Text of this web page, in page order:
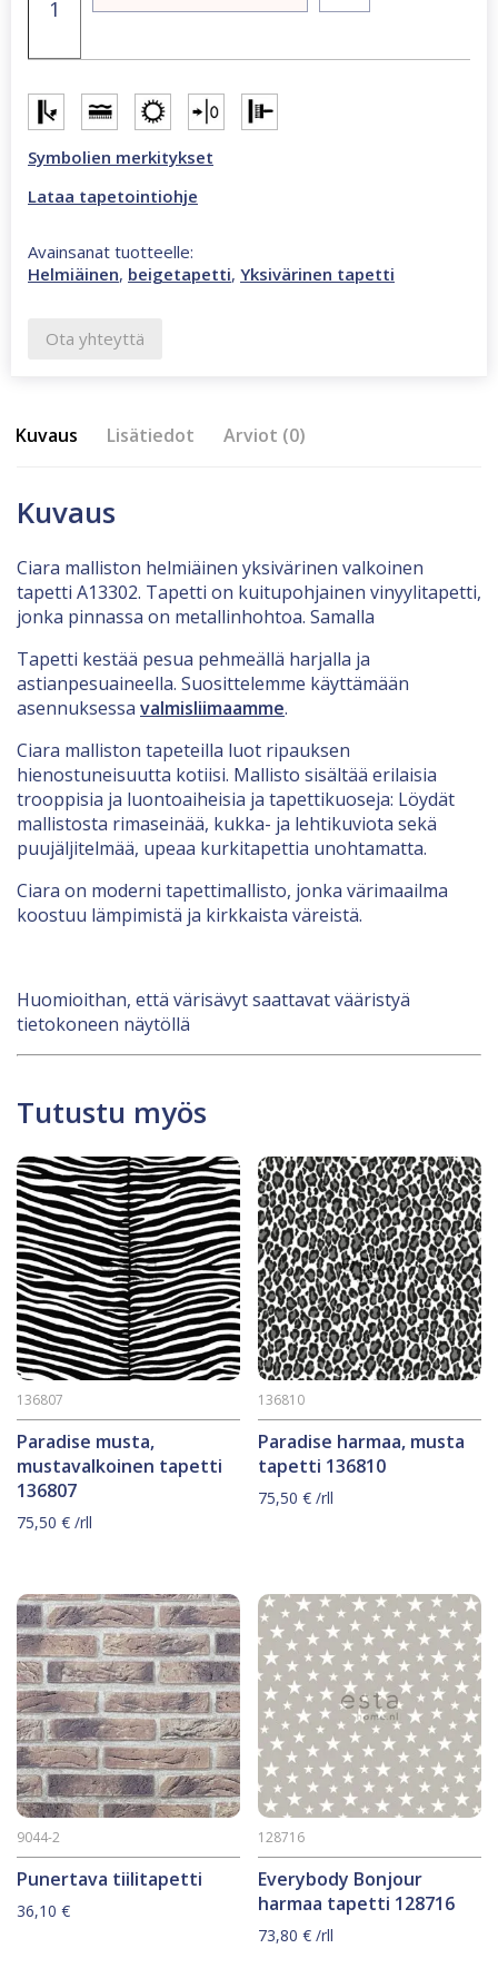
valkoinen
määrä
Symbolien merkitykset
Lataa tapetointiohje
Avainsanat tuotteelle:
Helmiäinen, beigetapetti, Yksivärinen tapetti
Ota yhteyttä
Kuvaus Lisätiedot Arviot (0)
Kuvaus
Ciara malliston helmiäinen yksivärinen valkoinen
tapetti A13302. Tapetti on kuitupohjainen vinyylitapetti,
jonka pinnassa on metallinhohtoa. Samalla
Tapetti kestää pesua pehmeällä harjalla ja
astianpesuaineella. Suosittelemme käyttämään
asennuksessa valmisliimaamme.
Ciara malliston tapeteilla luot ripauksen
hienostuneisuutta kotiisi. Mallisto sisältää erilaisia
trooppisia ja luontoaiheisia ja tapettikuoseja: Löydät
mallistosta rimaseinää, kukka- ja lehtikuviota sekä
puujäljitelmää, upeaa kurkitapettia unohtamatta.
Ciara on moderni tapettimallisto, jonka värimaailma
koostuu lämpimistä ja kirkkaista väreistä.
Huomioithan, että värisävyt saattavat vääristyä
tietokoneen näytöllä
Tutustu myös
Paradise musta,
mustavalkoinen tapetti
136807
136807
75,50 € /rll
Paradise harmaa, musta
tapetti 136810
136810
75,50€ /rll
Punertava tiilitapetti
9044-2
36,10 €
Everybody Bonjour
harmaa tapetti 128716
128716
73,80€ /rll